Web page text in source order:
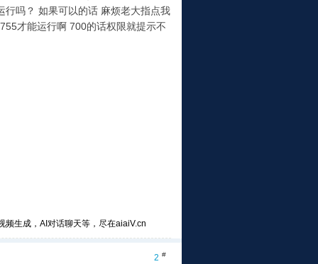
行吗？ 如果可以的话 麻烦老大指点我
才能运行啊 700的话权限就提示不
频生成，AI对话聊天等，尽在aiaiV.cn
2 #